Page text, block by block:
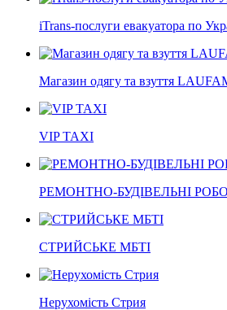
iTrans-послуги евакуатора по
Магазин одягу та взуття
VIP TAXI
РЕМОНТНО-БУДІВЕЛЬНІ
СТРИЙСЬКЕ МБТІ
Нерухомість Стрия